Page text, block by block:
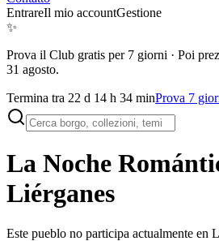
EntrareIl mio accountGestione
✨
Prova il Club gratis per 7 giorni · Poi
31 agosto.
Termina tra 22 d 14 h 34 minProva 7
La Noche
Liérganes
Este pueblo no participa actualmente en